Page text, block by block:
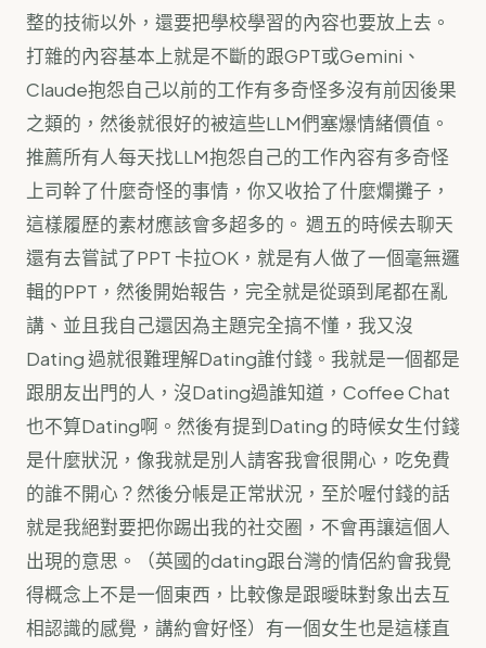
整的技術以外，還要把學校學習的內容也要放上去。
打雜的內容基本上就是不斷的跟GPT或Gemini、
Claude抱怨自己以前的工作有多奇怪多沒有前因後果
之類的，然後就很好的被這些LLM們塞爆情緒價值。
推薦所有人每天找LLM抱怨自己的工作內容有多奇怪
上司幹了什麼奇怪的事情，你又收拾了什麼爛攤子，
這樣履歷的素材應該會多超多的。 週五的時候去聊天
還有去嘗試了PPT 卡拉OK，就是有人做了一個毫無邏
輯的PPT，然後開始報告，完全就是從頭到尾都在亂
講、並且我自己還因為主題完全搞不懂，我又沒
Dating 過就很難理解Dating誰付錢。我就是一個都是
跟朋友出門的人，沒Dating過誰知道，Coffee Chat
也不算Dating啊。然後有提到Dating 的時候女生付錢
是什麼狀況，像我就是別人請客我會很開心，吃免費
的誰不開心？然後分帳是正常狀況，至於喔付錢的話
就是我絕對要把你踢出我的社交圈，不會再讓這個人
出現的意思。（英國的dating跟台灣的情侶約會我覺
得概念上不是一個東西，比較像是跟曖昧對象出去互
相認識的感覺，講約會好怪）有一個女生也是這樣直